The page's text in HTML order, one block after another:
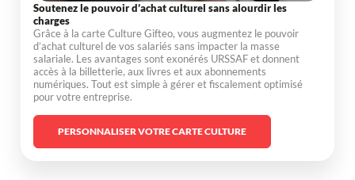
Soutenez le pouvoir d’achat culturel sans alourdir les
charges
Grâce à la carte Culture Gifteo, vous augmentez le pouvoir
d’achat culturel de vos salariés sans impacter la masse
salariale. Les avantages sont exonérés URSSAF et donnent
accès à la billetterie, aux livres et aux abonnements
numériques. Tout est simple à gérer et fiscalement optimisé
pour votre entreprise.
PERSONNALISER VOTRE CARTE CULTURE